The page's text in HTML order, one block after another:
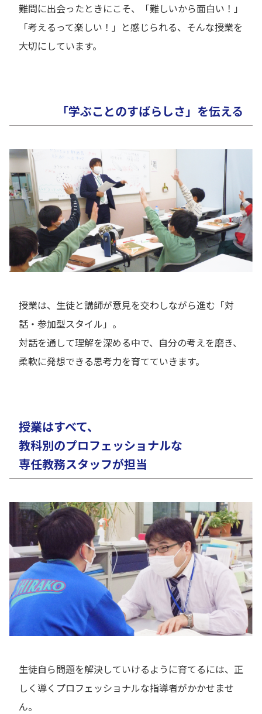
難問に出会ったときにこそ、「難しいから面白い！」
「考えるって楽しい！」と感じられる、そんな授業を
大切にしています。
「学ぶことのすばらしさ」を伝える
授業は、生徒と講師が意見を交わしながら進む「対
話・参加型スタイル」。
対話を通して理解を深める中で、自分の考えを磨き、
柔軟に発想できる思考力を育てていきます。
授業はすべて、
教科別のプロフェッショナルな
専任教務スタッフが担当
生徒自ら問題を解決していけるように育てるには、正
しく導くプロフェッショナルな指導者がかかせませ
ん。